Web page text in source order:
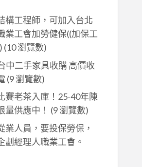
構工程師，可加入台北
業工會加勞健保((加保工
(10 瀏覽數)
中二手家具收購 高價收
(9 瀏覽數)
賽老茶入庫！25-40年陳
量供應中！ (9 瀏覽數)
業人員，要投保勞保，
劃經理人職業工會。